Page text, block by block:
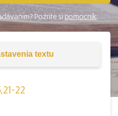
Pozrite sipomocník.
textu
22